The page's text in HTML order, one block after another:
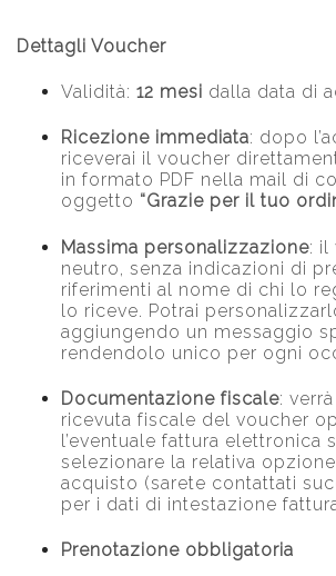
Dettagli Voucher
Validità: 12 mesi dalla data di
Ricezione immediata: dopo
riceverai il voucher
in formato PDF nella mail di
oggetto “Grazie per il tuo
Massima personalizzazione: il
neutro, senza indicazioni di
riferimenti al nome di chi lo
lo riceve. Potrai
aggiungendo un messaggio
rendendolo unico per ogni
Documentazione fiscale:
ricevuta fiscale del voucher
l’eventuale fattura elettronica
selezionare la relativa
acquisto (sarete contattati
per i dati di intestazione
Prenotazione obbligatoria